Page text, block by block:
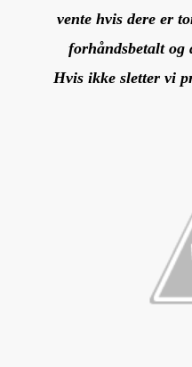
vente hvis dere er
forhåndsbetalt og
Hvis ikke sletter vi